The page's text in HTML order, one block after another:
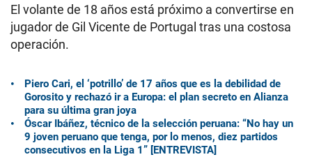
El volante de 18 años está próximo a convertirse en
jugador de Gil Vicente de Portugal tras una costosa
operación.
Piero Cari, el ‘potrillo’ de 17 años que es la debilidad de
Gorosito y rechazó ir a Europa: el plan secreto en Alianza
para su última gran joya
Óscar Ibáñez, técnico de la selección peruana: “No hay un
9 joven peruano que tenga, por lo menos, diez partidos
consecutivos en la Liga 1” [ENTREVISTA]